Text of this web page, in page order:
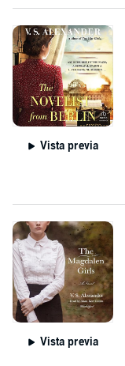
Vista previa
Vista previa